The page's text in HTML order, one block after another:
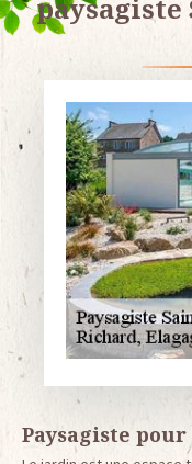
paysagiste
Paysagiste